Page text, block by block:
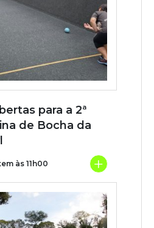
para a 2ª
de Bocha da
às 11h00 +